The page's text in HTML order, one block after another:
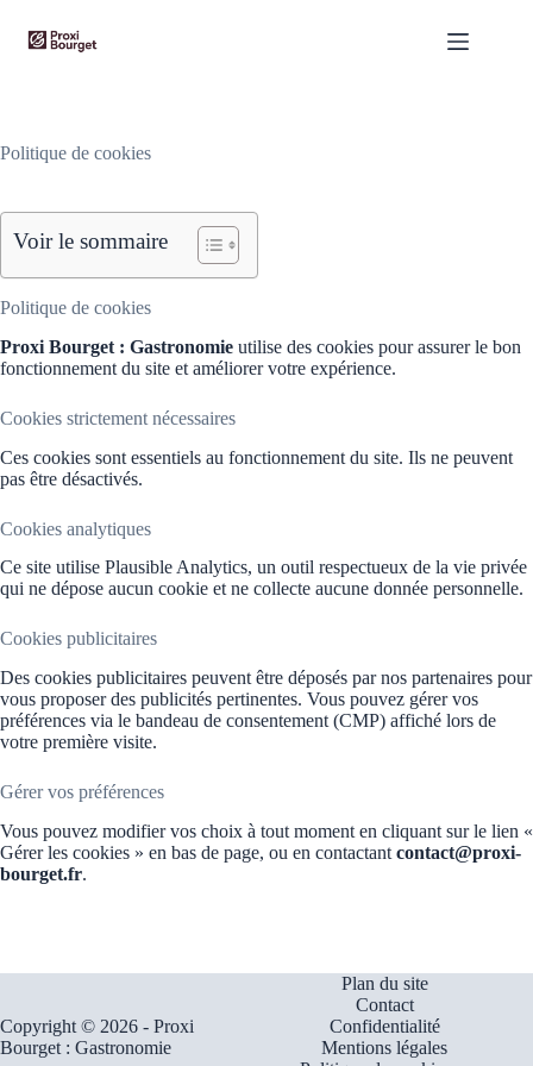
contenu
Politique de cookies
Voir le sommaire
Politique de cookies
Proxi Bourget : Gastronomie utilise des cookies pour assurer le bon
fonctionnement du site et améliorer votre expérience.
Cookies strictement nécessaires
Ces cookies sont essentiels au fonctionnement du site. Ils ne peuvent
pas être désactivés.
Cookies analytiques
Ce site utilise Plausible Analytics, un outil respectueux de la vie privée
qui ne dépose aucun cookie et ne collecte aucune donnée personnelle.
Cookies publicitaires
Des cookies publicitaires peuvent être déposés par nos partenaires pour
vous proposer des publicités pertinentes. Vous pouvez gérer vos
préférences via le bandeau de consentement (CMP) affiché lors de
votre première visite.
Gérer vos préférences
Vous pouvez modifier vos choix à tout moment en cliquant sur le lien «
Gérer les cookies » en bas de page, ou en contactant contact@proxi-
bourget.fr.
Copyright © 2026 - Proxi
Bourget : Gastronomie
Plan du site
Contact
Confidentialité
Mentions légales